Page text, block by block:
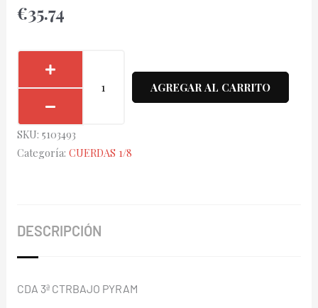
€35.74
1/8
AGREGAR AL CARRITO
SKU: 5103493
Categoría: CUERDAS 1/8
DESCRIPCIÓN
CDA 3ª CTRBAJO PYRAM